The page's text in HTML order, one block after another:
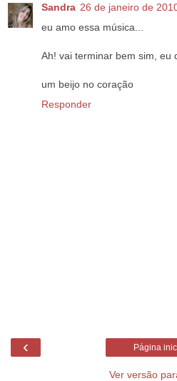
Sandra 26 de janeiro de
eu amo essa música...
Ah! vai terminar bem sim, eu
um beijo no coração
Responder
‹ Página
Ver versão